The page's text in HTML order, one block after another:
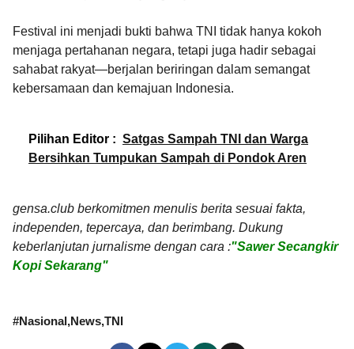
Festival ini menjadi bukti bahwa TNI tidak hanya kokoh
menjaga pertahanan negara, tetapi juga hadir sebagai
sahabat rakyat—berjalan beriringan dalam semangat
kebersamaan dan kemajuan Indonesia.
Pilihan Editor : Satgas Sampah TNI dan Warga
Bersihkan Tumpukan Sampah di Pondok Aren
gensa.club berkomitmen menulis berita sesuai fakta,
independen, tepercaya, dan berimbang. Dukung
keberlanjutan jurnalisme dengan cara :"Sawer Secangkir
Kopi Sekarang"
#Nasional News TNI